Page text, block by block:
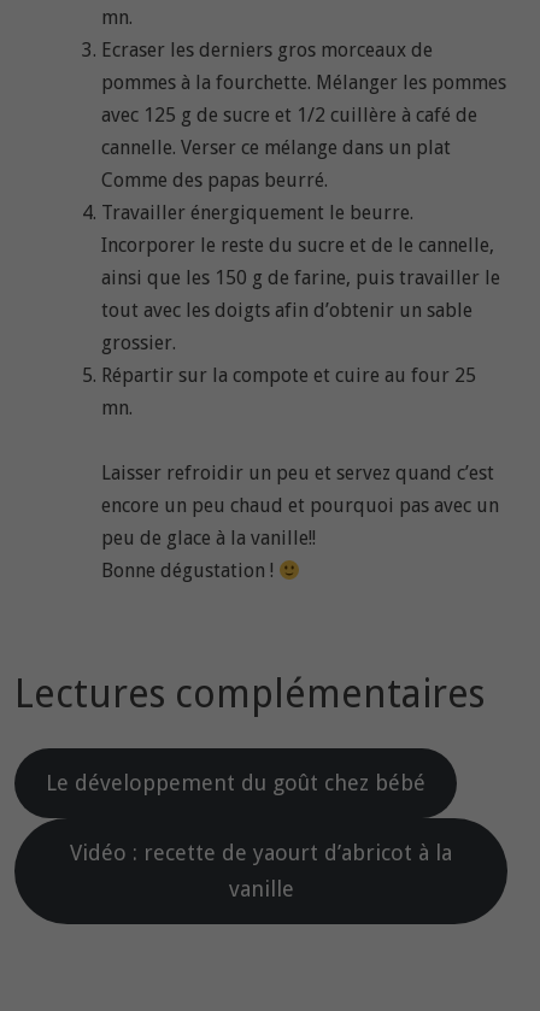
mn.
Ecraser les derniers gros morceaux de
pommes à la fourchette. Mélanger les pommes
avec 125 g de sucre et 1/2 cuillère à café de
cannelle. Verser ce mélange dans un plat
Comme des papas beurré.
Travailler énergiquement le beurre.
Incorporer le reste du sucre et de le cannelle,
ainsi que les 150 g de farine, puis travailler le
tout avec les doigts afin d’obtenir un sable
grossier.
Répartir sur la compote et cuire au four 25
mn.
Laisser refroidir un peu et servez quand c’est
encore un peu chaud et pourquoi pas avec un
peu de glace à la vanille!!
Bonne dégustation !
Lectures complémentaires
Le développement du goût chez bébé
Vidéo : recette de yaourt d’abricot à la
vanille